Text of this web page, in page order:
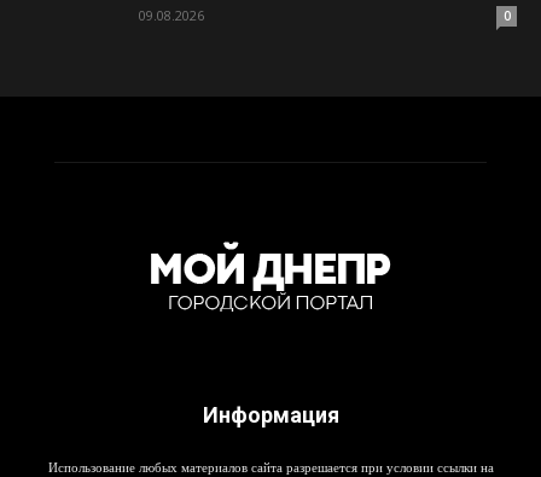
09.08.2026 0
Информация
Использование любых материалов сайта разрешается при условии ссылки на